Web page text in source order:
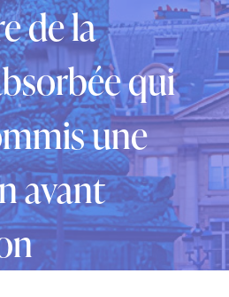
de la
qui
une
avant